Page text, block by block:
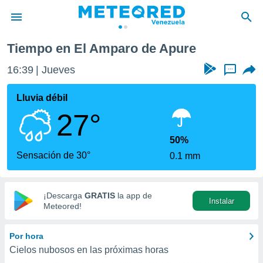
de
ha
para
que se
calidad.
a este
las
y
digital
basada
Tiempo en El Amparo de Apure
16:39 Jueves ...
Lluvia débil
27°
Sensación de 30°
50%
0.1 mm
¡Descarga GRATIS la app de
Meteored!
Instalar
Por hora
Cielos nubosos en las próximas horas